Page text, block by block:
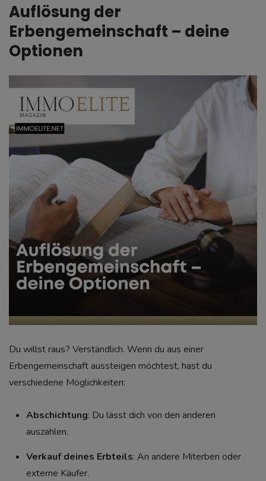
Auflösung der
Erbengemeinschaft – deine
Optionen
Du willst raus? Verständlich. Wenn du aus einer
Erbengemeinschaft aussteigen möchtest, hast du
verschiedene Möglichkeiten:
Abschichtung: Du lässt dich von den anderen
auszahlen.
Verkauf deines Erbteils: An andere Miterben oder
externe Käufer.